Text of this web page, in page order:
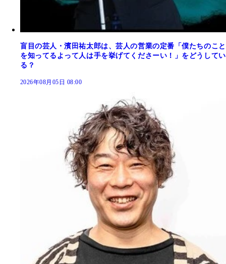
盲目の芸人・濱田祐太郎は、芸人の営業の定番「僕たちのこと
を知ってるよって人は手を挙げてくださーい！」をどうしてい
る？
2026年08月05日 08:00